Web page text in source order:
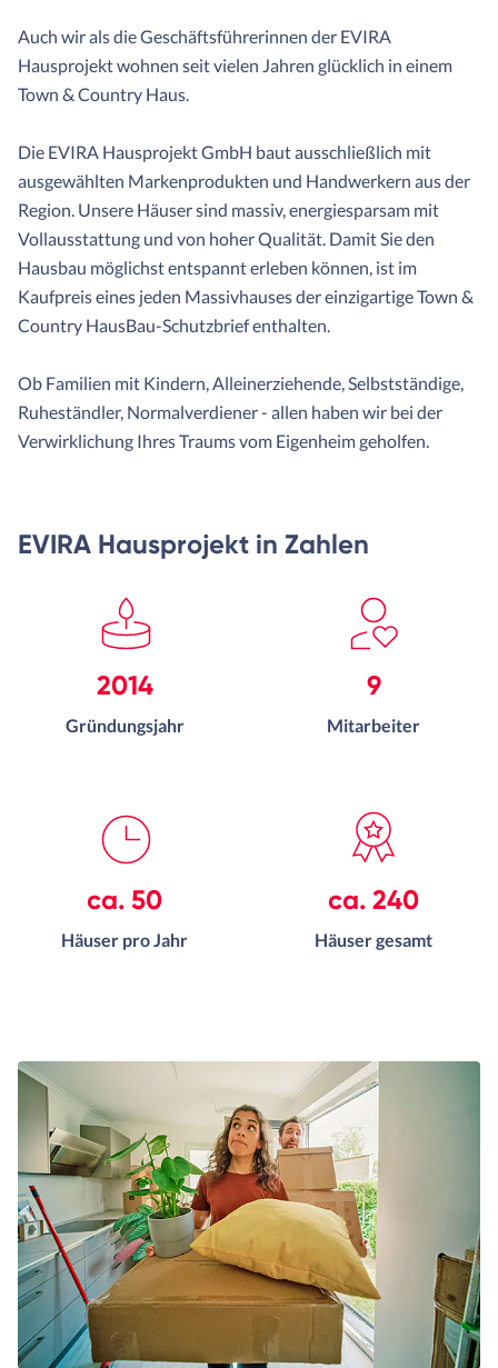
Auch wir als die Geschäftsführerinnen der EVIRA
Hausprojekt wohnen seit vielen Jahren glücklich in einem
Town & Country Haus.
Die EVIRA Hausprojekt GmbH baut ausschließlich mit
ausgewählten Markenprodukten und Handwerkern aus der
Region. Unsere Häuser sind massiv, energiesparsam mit
Vollausstattung und von hoher Qualität. Damit Sie den
Hausbau möglichst entspannt erleben können, ist im
Kaufpreis eines jeden Massivhauses der einzigartige Town &
Country HausBau-Schutzbrief enthalten.
Ob Familien mit Kindern, Alleinerziehende, Selbstständige,
Ruheständler, Normalverdiener - allen haben wir bei der
Verwirklichung Ihres Traums vom Eigenheim geholfen.
EVIRA Hausprojekt in Zahlen
2014
Gründungsjahr
9
Mitarbeiter
ca. 50
Häuser pro Jahr
ca. 240
Häuser gesamt